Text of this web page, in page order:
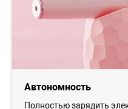
Автономность
Полностью зарядить